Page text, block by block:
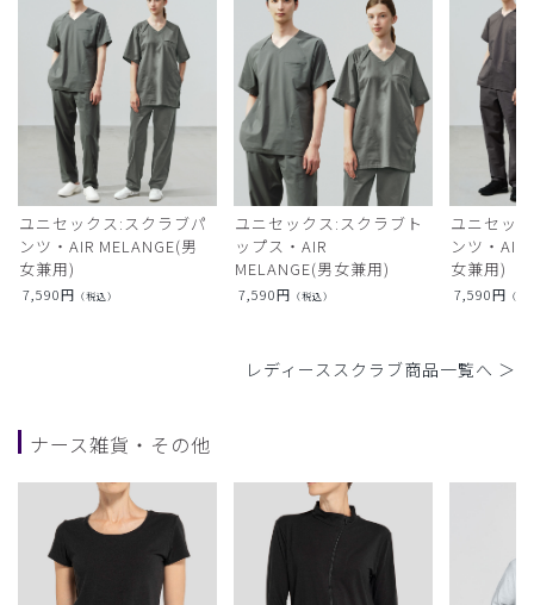
ユニセックス:スクラブパ
ンツ・AIR MELANGE(男
女兼用)
7,590円 （税込）
ユニセックス:スクラブト
ップス・AIR
MELANGE(男女兼用)
7,590円 （税込）
ユニセッ
ンツ・AIR
女兼用)
7,590円 （税
レディーススクラブ商品一覧へ ＞
ナース雑貨・その他